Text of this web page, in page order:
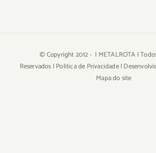
© Copyright 2012 - | METALROTA |
Reservados |Politica de Privacidade|
Mapa do site